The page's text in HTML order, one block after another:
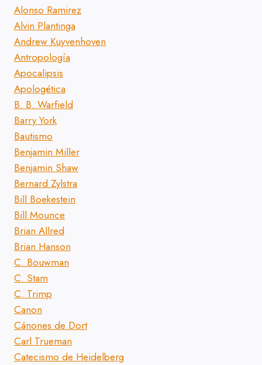
Alonso Ramirez
Alvin Plantinga
Andrew Kuyvenhoven
Antropología
Apocalipsis
Apologética
B. B. Warfield
Barry York
Bautismo
Benjamin Miller
Benjamin Shaw
Bernard Zylstra
Bill Boekestein
Bill Mounce
Brian Allred
Brian Hanson
C. Bouwman
C. Stam
C. Trimp
Canon
Cánones de Dort
Carl Trueman
Catecismo de Heidelberg